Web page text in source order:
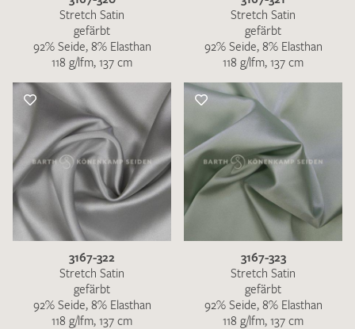
Stretch Satin
gefärbt
92% Seide, 8% Elasthan
118 g/lfm, 137 cm
Stretch Satin
gefärbt
92% Seide, 8% Elasthan
118 g/lfm, 137 cm
3167-322
Stretch Satin
gefärbt
92% Seide, 8% Elasthan
118 g/lfm, 137 cm
3167-323
Stretch Satin
gefärbt
92% Seide, 8% Elasthan
118 g/lfm, 137 cm